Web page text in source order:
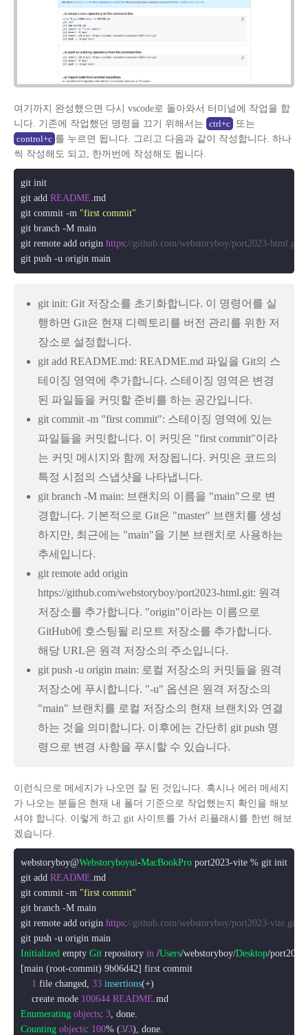
여기까지 완성했으면 다시 vscode로 돌아와서 터미널에 작업을 합
니다. 기존에 작업했던 명령을 끄기 위해서는
ctrl+c 또는
control+c 를 누르면 됩니다. 그리고 다음과 같이 작성합니다. 하나
씩 작성해도 되고, 한꺼번에 작성해도 됩니다.
git init
git add README md
git commit -m "first commit"
git branch -M main
git remote add origin https://github.com/webstoryboy/port2023-html.git
git init: Git 저장소를 초기화합니다. 이 명령어를 실
행하면 Git은 현재 디렉토리를 버전 관리를 위한 저
장소로 설정합니다.
git add README.md: README.md 파일을 Git의 스
테이징 영역에 추가합니다. 스테이징 영역은 변경
된 파일들을 커밋할 준비를 하는 공간입니다.
git commit -m "first commit": 스테이징 영역에 있는
파일들을 커밋합니다. 이 커밋은 "first commit"이라
는 커밋 메시지와 함께 저장됩니다. 커밋은 코드의
특정 시점의 스냅샷을 나타냅니다.
git branch -M main: 브랜치의 이름을 "main"으로 변
경합니다. 기본적으로 Git은 "master" 브랜치를 생성
하지만, 최근에는 "main"을 기본 브랜치로 사용하는
추세입니다.
git remote add origin
https://github.com/webstoryboy/port2023-html.git: 원격
저장소를 추가합니다. "origin"이라는 이름으로
GitHub에 호스팅될 리모트 저장소를 추가합니다.
해당 URL은 원격 저장소의 주소입니다.
git push -u origin main: 로컬 저장소의 커밋들을 원격
저장소에 푸시합니다. "-u" 옵션은 원격 저장소의
"main" 브랜치를 로컬 저장소의 현재 브랜치와 연결
하는 것을 의미합니다. 이후에는 간단히 git push 명
령으로 변경 사항을 푸시할 수 있습니다.
이런식으로 메세지가 나오면 잘 된 것입니다. 혹시나 에러 메세지
가 나오는 분들은 현재 내 폴더 기준으로 작업했는지 확인을 해보
셔야 합니다. 이렇게 하고 git 사이트를 가서 리플래시를 한번 해보
겠습니다.
webstoryboy@Webstoryboyui-MacBookPro port2023-vite % git init
git add README md
git commit -m "first commit"
git branch -M main
git remote add origin https://github.com/webstoryboy/port2023-vite.git
Initialized empty Git repository in /Users/webstoryboy/Desktop/
[main (root-commit) 9b06d42] first commit
1 file changed, 33 insertions(+)
    create mode
100644 README md
Enumerating objects: 3
Counting objects: 100% (3/3